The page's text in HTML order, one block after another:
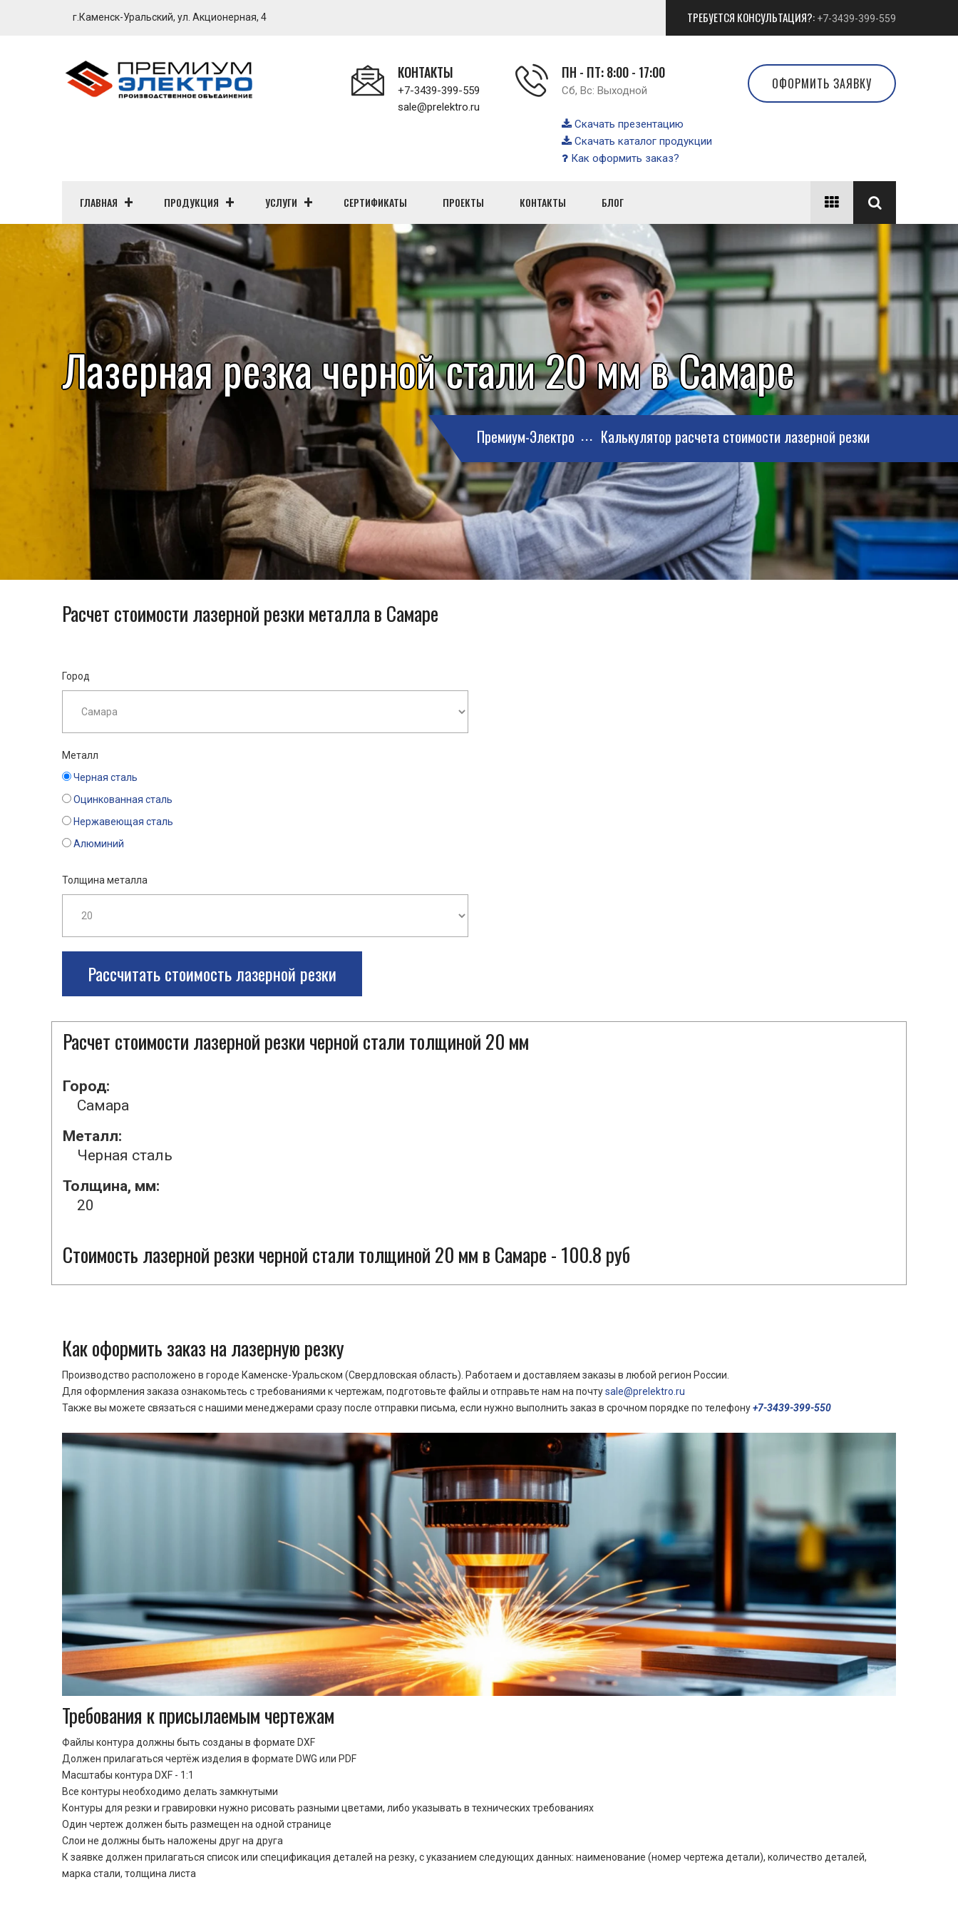
г.Каменск-Уральский, ул. Акционерная, 4 ТРЕБУЕТСЯ КОНСУЛЬТАЦИЯ?: +7-3439-399-559
КОНТАКТЫ
+7-3439-399-559
sale@prelektro.ru
ПН - ПТ: 8:00 - 17:00
Сб, Вс: Выходной
Скачать презентацию
Скачать каталог продукции
Как оформить заказ?
ОФОРМИТЬ ЗАЯВКУ
ГЛАВНАЯ ПРОДУКЦИЯ УСЛУГИ СЕРТИФИКАТЫ ПРОЕКТЫ КОНТАКТЫ БЛОГ
Лазерная резка черной стали 20 мм в Самаре
Премиум-Электро Калькулятор расчета стоимости лазерной резки
Расчет стоимости лазерной резки металла в Самаре
Город
Металл
Черная сталь
Оцинкованная сталь
Нержавеющая сталь
Алюминий
Толщина металла
Рассчитать стоимость лазерной резки
Расчет стоимости лазерной резки черной стали толщиной 20 мм
Город:
Самара
Металл:
Черная сталь
Толщина, мм:
20
Стоимость лазерной резки черной стали толщиной 20 мм в Самаре - 100.8 руб
Как оформить заказ на лазерную резку
Производство расположено в городе Каменске-Уральском (Свердловская область). Работаем и доставляем заказы в любой регион России.
Для оформления заказа ознакомьтесь с требованиями к чертежам, подготовьте файлы и отправьте нам на почтуsale@prelektro.ru
Также вы можете связаться с нашими менеджерами сразу после отправки письма, если нужно выполнить заказ в срочном порядке по телефону+7-3439-399-550
Требования к присылаемым чертежам
Файлы контура должны быть созданы в формате DXF
Должен прилагаться чертёж изделия в формате DWG или PDF
Масштабы контура DXF - 1:1
Все контуры необходимо делать замкнутыми
Контуры для резки и гравировки нужно рисовать разными цветами, либо указывать в технических требованиях
Один чертеж должен быть размещен на одной странице
Cлои не должны быть наложены друг на друга
К заявке должен прилагаться список или спецификация деталей на резку, с указанием следующих данных: наименование (номер чертежа детали), количество деталей,
марка стали, толщина листа